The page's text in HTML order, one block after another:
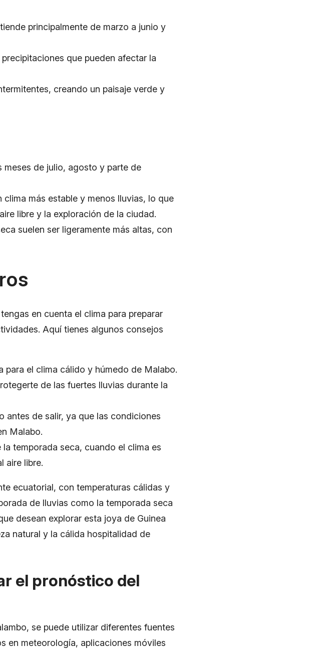
principalmente de marzo a junio y
que pueden afectar la
creando un paisaje verde y
meses de julio, agosto y parte de
más estable y menos lluvias, lo que
libre y la exploración de la ciudad.
suelen ser ligeramente más altas, con
en cuenta el clima para preparar
Aquí tienes algunos consejos
para el clima cálido y húmedo de Malabo.
de las fuertes lluvias durante la
antes de salir, ya que las condiciones
Malabo.
temporada seca, cuando el clima es
aire libre.
ecuatorial, con temperaturas cálidas y
de lluvias como la temporada seca
desean explorar esta joya de Guinea
natural y la cálida hospitalidad de
el pronóstico del
se puede utilizar diferentes fuentes
en meteorología, aplicaciones móviles